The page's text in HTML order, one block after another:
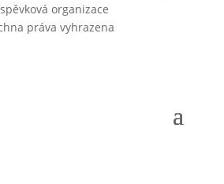
organizace
práva vyhrazena